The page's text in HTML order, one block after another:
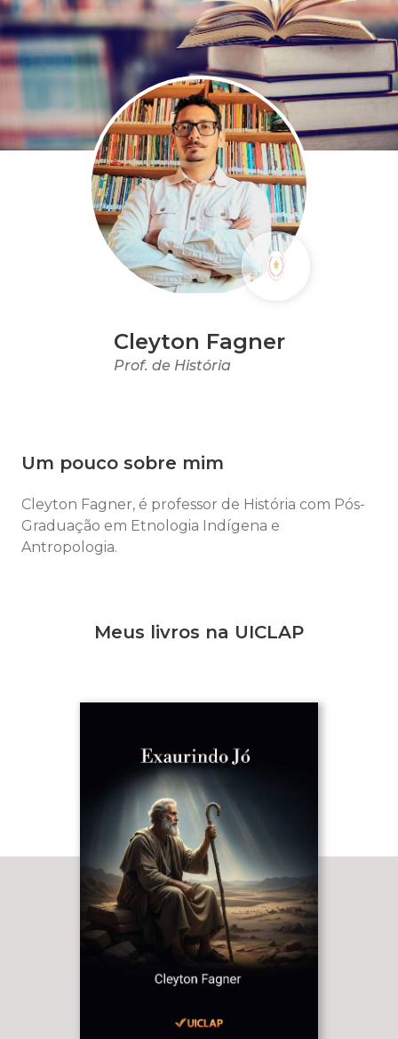
Cleyton Fagner
Prof. de História
Um pouco sobre mim
Cleyton Fagner, é professor de História com Pós-
Graduação em Etnologia Indígena e
Antropologia.
Meus livros na UICLAP